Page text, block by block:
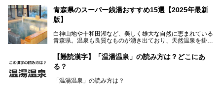
底解説します！
(通称:赤湯)と無色透明の単純温泉という2種類の源泉を使用
し、いずれも源泉100％かけ流しで提供している点でしょ
う。
今回筆者は実際に宿泊し、大浴場と露天風呂付き客室を中心
に「羽州路の宿 あいのり」を詳細にご紹介。秋田県側を含
ですが、実はあいのり温泉も決して見逃せない極上湯のひと
つ。その魅力を徹底解説します！
青森県のスーパー銭湯おすすめ15選【2025年最新
版】
白神山地や十和田湖など、美しく雄大な自然に恵まれている
青森県。温泉も良質なものが湧き出ており、天然温泉を掛け
の山並みを眺めながら温泉に浸かり、お食事処でおいしいご
当地グルメを味わうひとときは格別ですね！
今回は、青森県でおすすめのスーパー銭湯を紹介します。
ください。
【難読漢字】「温湯温泉」の読み方は？どこにあ
る？
「温湯温泉」の読み方は？